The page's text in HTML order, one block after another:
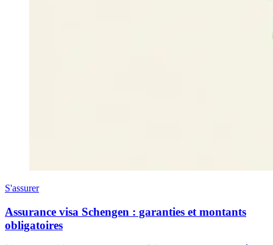
S'assurer
Assurance visa Schengen : garanties et montants
obligatoires